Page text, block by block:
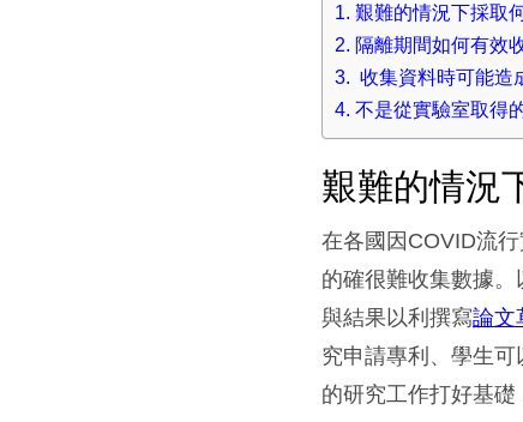
艱難的情況下採取
隔離期間如何有效
收集資料時可能造
不是從實驗室取得
艱難的情況
在各國因COVID流
的確很難收集數據。
與結果以利撰寫論文
究申請專利、學生
的研究工作打好基